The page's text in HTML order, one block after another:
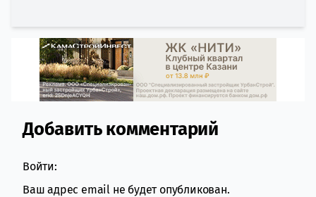
Comment section
Добавить комментарий
Войти:
Ваш адрес email не будет опубликован.